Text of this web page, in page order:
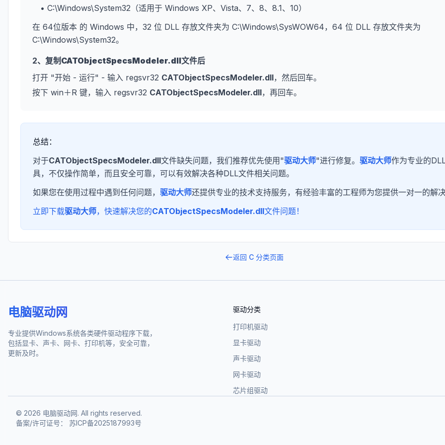
• C:\Windows\System32（适用于 Windows XP、Vista、7、8、8.1、10）
在 64位版本 的 Windows 中，32 位 DLL 存放文件夹为 C:\Windows\SysWOW64，64 位 DLL 存放文件夹为
C:\Windows\System32。
2、复制 CATObjectSpecsModeler.dll文件后
打开 "开始 - 运行" - 输入 regsvr32 CATObjectSpecsModeler.dll，然后回车。
按下 win＋R 键，输入 regsvr32 CATObjectSpecsModeler.dll，再回车。
总结：
对于CATObjectSpecsModeler.dll文件缺失问题，我们推荐优先使用"驱动大师"进行修复。 驱动大师作为专业的
具，不仅操作简单，而且安全可靠，可以有效解决各种DLL文件相关问题。
如果您在使用过程中遇到任何问题， 驱动大师还提供专业的技术支持服务，有经验丰富的工程师为您提供一对一的解决
立即下载驱动大师，快速解决您的CATObjectSpecsModeler.dll文件问题！
返回 C 分类页面
电脑驱动网
专业提供Windows系统各类硬件驱动程序下载，
包括显卡、声卡、网卡、打印机等，安全可靠，
更新及时。
驱动分类
打印机驱动
显卡驱动
声卡驱动
网卡驱动
芯片组驱动
© 2026 电脑驱动网. All rights reserved.
备案/许可证号：
苏ICP备2025187993号